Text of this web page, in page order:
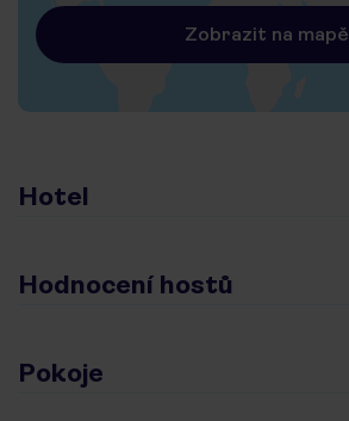
Zobrazit na mapě
Hotel
Hodnocení hostů
Pokoje